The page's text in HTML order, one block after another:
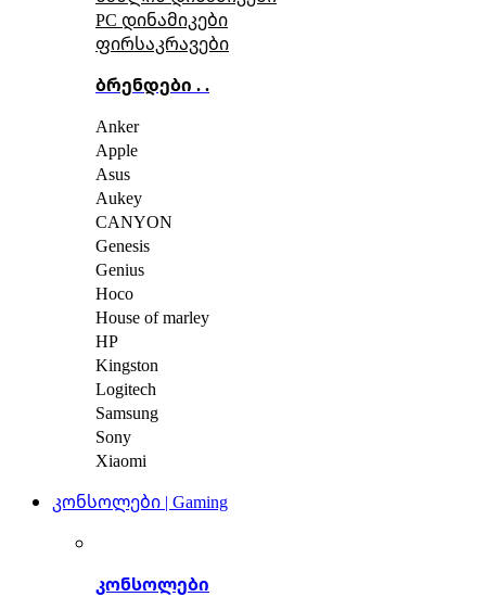
PC დინამიკები
ფირსაკრავები
ბრენდები . .
Anker
Apple
Asus
Aukey
CANYON
Genesis
Genius
Hoco
House of marley
HP
Kingston
Logitech
Samsung
Sony
Xiaomi
კონსოლები | Gaming
კონსოლები